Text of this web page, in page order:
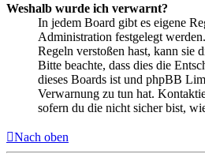
Weshalb wurde ich verwarnt?
In jedem Board gibt es eigene
Administration festgelegt
Regeln verstoßen hast, kann sie
Bitte beachte, dass dies die
dieses Boards ist und phpBB
Verwarnung zu tun hat.
sofern du die nicht sicher bist,
Nach oben